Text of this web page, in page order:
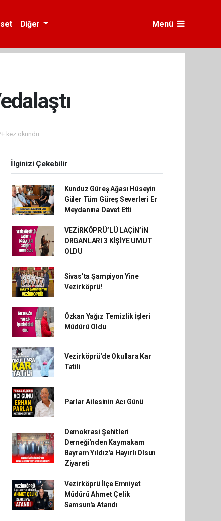
Diğer Menü
kez okundu.
İlginizi Çekebilir
Kunduz Güreş Ağası Hüseyin
Güler Tüm Güreş Severleri Er
Meydanına Davet Etti
VEZİRKÖPRÜ’LÜ LAÇİN’İN
ORGANLARI 3 KİŞİYE UMUT
OLDU
Sivas’ta Şampiyon Yine
Vezirköprü!
Özkan Yağız Temizlik İşleri
Müdürü Oldu
Vezirköprü'de Okullara Kar
Tatili
Parlar Ailesinin Acı Günü
Demokrasi Şehitleri
Derneği'nden Kaymakam
Bayram Yıldız'a Hayırlı Olsun
Ziyareti
Vezirköprü İlçe Emniyet
Müdürü Ahmet Çelik
Samsun'a Atandı